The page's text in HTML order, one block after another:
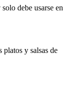
debe usarse en
platos y salsas de